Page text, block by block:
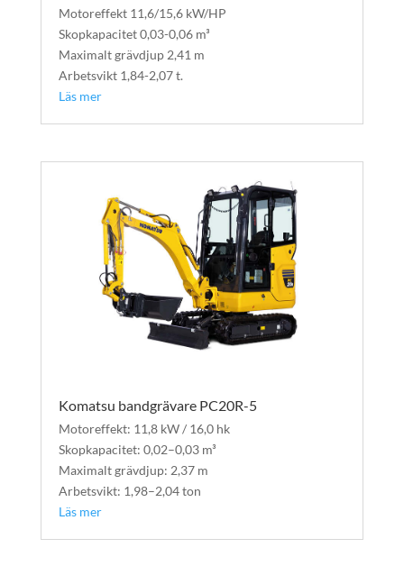
Motoreffekt 11,6/15,6 kW/HP
Skopkapacitet 0,03-0,06 m³
Maximalt grävdjup 2,41 m
Arbetsvikt 1,84-2,07 t.
Läs mer
Komatsu bandgrävare PC20R-5
Motoreffekt: 11,8 kW / 16,0 hk
Skopkapacitet: 0,02–0,03 m³
Maximalt grävdjup: 2,37 m
Arbetsvikt: 1,98–2,04 ton
Läs mer